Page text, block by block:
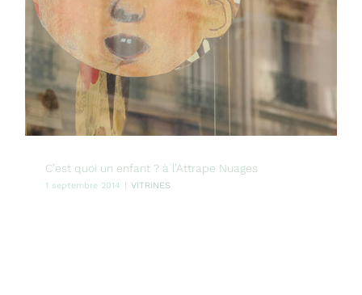
C’est quoi un enfant ? à l’Attrape Nuages
1 septembre 2014 | VITRINES